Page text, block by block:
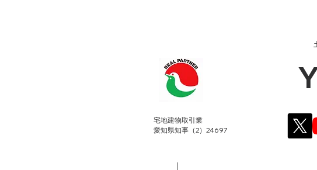
​宅地建物取引業
愛知県知事（2）24697